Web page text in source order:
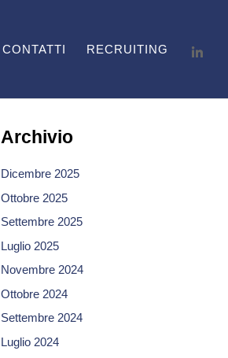
CONTATTI RECRUITING
Archivio
Dicembre 2025
Ottobre 2025
Settembre 2025
Luglio 2025
Novembre 2024
Ottobre 2024
Settembre 2024
Luglio 2024